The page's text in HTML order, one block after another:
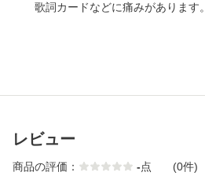
歌詞カードなどに痛みがあります。
レビュー
商品の評価： -点 (0件)